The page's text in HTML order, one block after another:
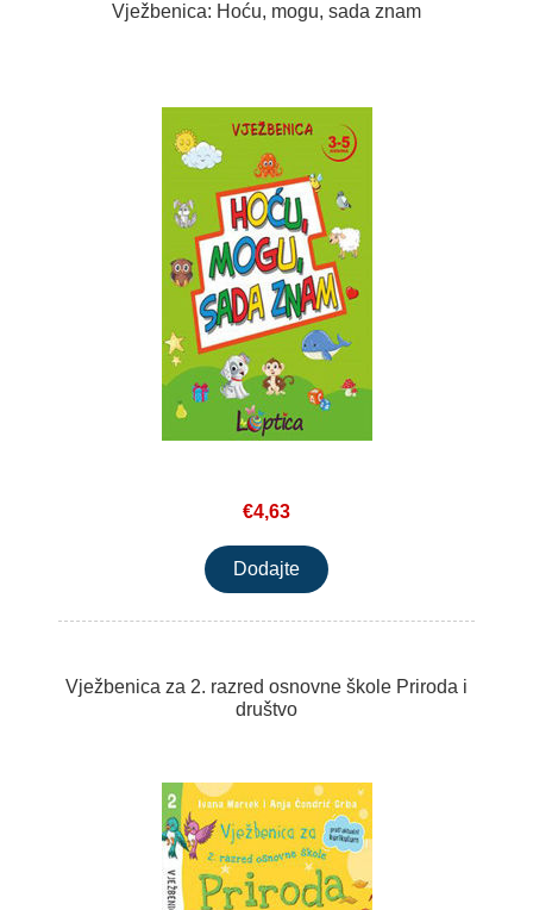
Vježbenica: Hoću, mogu, sada znam
€4,63
Vježbenica za 2. razred osnovne škole Priroda i
društvo